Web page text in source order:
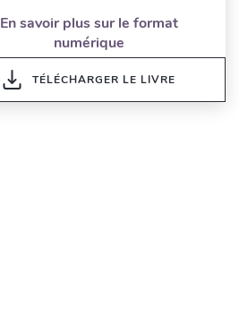
En savoir plus sur le format
numérique
TÉLÉCHARGER LE LIVRE